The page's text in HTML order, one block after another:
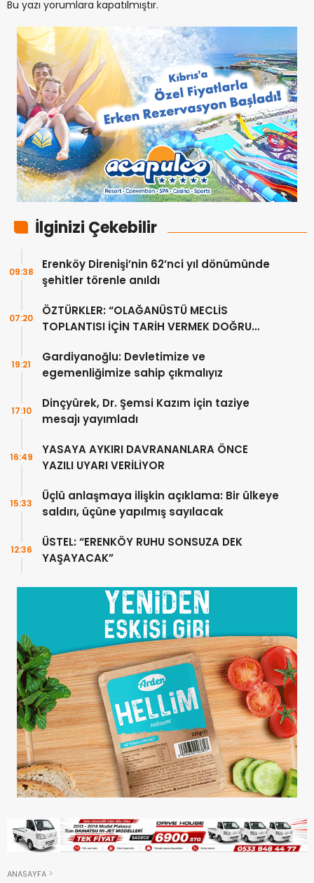
Bu yazı yorumlara kapatılmıştır.
İlginizi Çekebilir
Erenköy Direnişi’nin 62’nci yıl dönümünde
şehitler törenle anıldı
09:38
ÖZTÜRKLER: “OLAĞANÜSTÜ MECLİS
TOPLANTISI İÇİN TARİH VERMEK DOĞRU
07:20
Gardiyanoğlu: Devletimize ve
egemenliğimize sahip çıkmalıyız
19:21
Dinçyürek, Dr. Şemsi Kazım için taziye
mesajı yayımladı
17:10
YASAYA AYKIRI DAVRANANLARA ÖNCE
YAZILI UYARI VERİLİYOR
16:49
Üçlü anlaşmaya ilişkin açıklama: Bir ülkeye
saldırı, üçüne yapılmış sayılacak
15:33
ÜSTEL: “ERENKÖY RUHU SONSUZA DEK
YAŞAYACAK”
12:36
ANASAYFA